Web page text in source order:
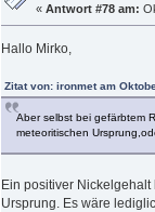
«Antwort #78 am:
Hallo Mirko,
Zitat von: ironmet am
Aber selbst bei gefärbtem
meteoritischen
Ein positiver
Ursprung. Es wäre